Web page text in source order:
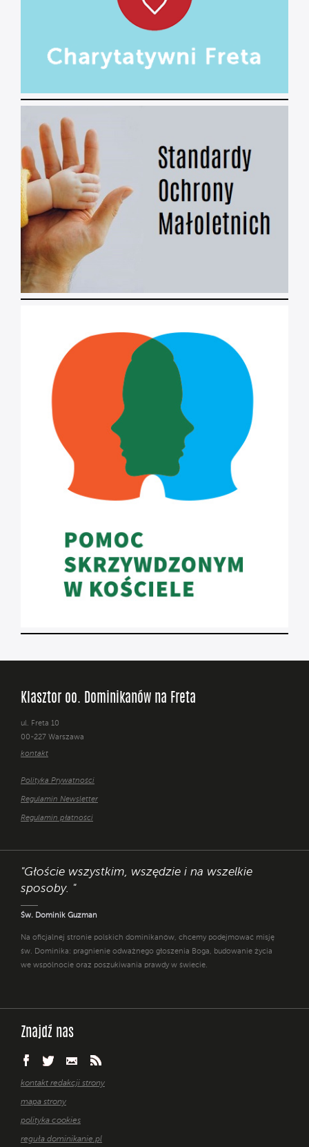
Klasztor oo. Dominikanów na Freta
ul. Freta 10
00-227 Warszawa
kontakt
Polityka Prywatności
Regulamin Newsletter
Regulamin płatności
"Głoście wszystkim, wszędzie i na wszelkie
sposoby. "
Św. Dominik Guzman
Na oficjalnej stronie polskich dominikanów, chcemy podejmować misję
św. Dominika: pragnienie odważnego głoszenia Boga, budowanie życia
we wspólnocie oraz poszukiwania prawdy w świecie.
Znajdź nas
kontakt redakcji strony
mapa strony
polityka cookies
reguła dominikanie.pl